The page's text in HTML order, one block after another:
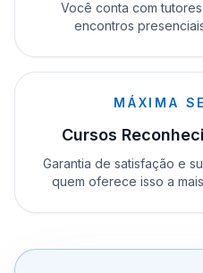
Você conta com
encontros
MÁXIMA
Cursos
Garantia de satisfação e
quem oferece isso a